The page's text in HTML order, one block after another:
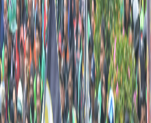
Konsultasi Syariah
Resonansi
Sejarah
Lensa